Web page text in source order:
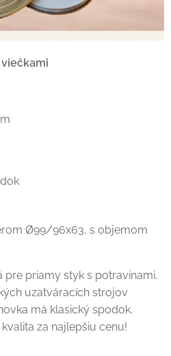
Ø99/96x63, s objemom
pre priamy styk s potravinami.
uzatváracích strojov
má klasický spodok.
za najlepšiu cenu!